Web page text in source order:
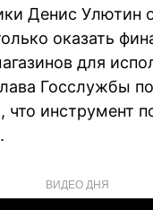
Денис Улютин
оказать
для
Госслужбы
инструмент
ВИДЕО ДНЯ